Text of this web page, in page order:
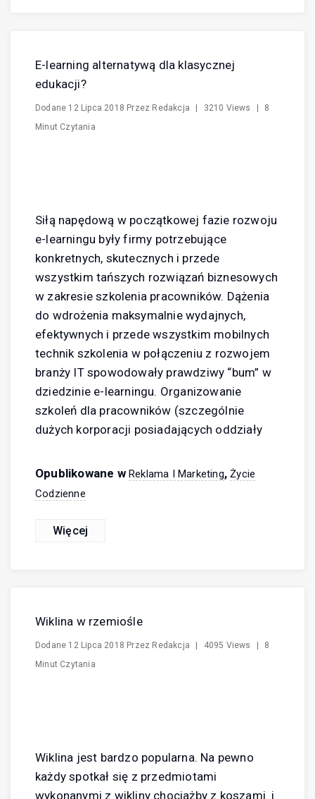
E-learning alternatywą dla klasycznej
edukacji?
Dodane 12 Lipca 2018 Przez Redakcja 3210 Views
8
Minut Czytania
Siłą napędową w początkowej fazie rozwoju
e-learningu były firmy potrzebujące
konkretnych, skutecznych i przede
wszystkim tańszych rozwiązań biznesowych
w zakresie szkolenia pracowników. Dążenia
do wdrożenia maksymalnie wydajnych,
efektywnych i przede wszystkim mobilnych
technik szkolenia w połączeniu z rozwojem
branży IT spowodowały prawdziwy “bum” w
dziedzinie e-learningu. Organizowanie
szkoleń dla pracowników (szczególnie
dużych korporacji posiadających oddziały
Opublikowane w Reklama I Marketing,Życie
Codzienne
Więcej
Wiklina w rzemiośle
Dodane 12 Lipca 2018 Przez Redakcja 4095 Views
8
Minut Czytania
Wiklina jest bardzo popularna. Na pewno
każdy spotkał się z przedmiotami
wykonanymi z wikliny chociażby z koszami i